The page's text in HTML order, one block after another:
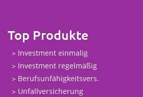
Top Produkte
Investment einmalig
Investment regelmäßig
Berufsunfähigkeitsvers.
Unfallversicherung